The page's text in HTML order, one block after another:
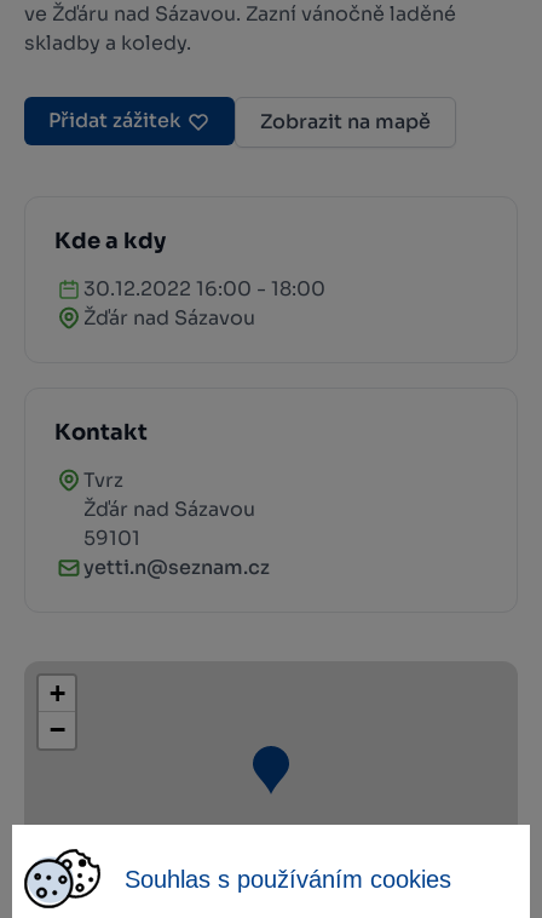
Souhlas s používáním cookies
ve Žďáru nad Sázavou. Zazní vánočně laděné
skladby a koledy.
Přidat zážitek Zobrazit na mapě
Kde a kdy
30.12.2022 16:00 - 18:00
Žďár nad Sázavou
Kontakt
Tvrz
Žďár nad Sázavou
59101
yetti.n@seznam.cz
+
−